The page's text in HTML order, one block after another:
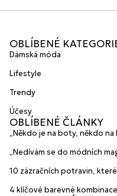
OBLÍBENÉ
Dámská móda
Lifestyle
Trendy
Účesy
OBLÍBENÉ ČLÁNKY
„Někdo je na boty, někdo
HANAJANA Swimwear
„Nedívám se do módních
10 zázračních potravin,
4 klíčové barevné